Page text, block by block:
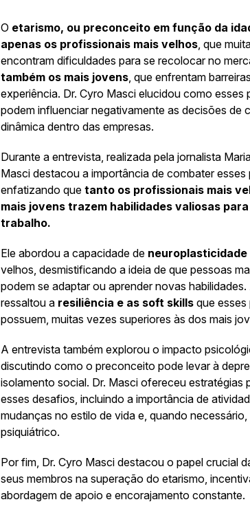
O etarismo, ou preconceito em função da
apenas os profissionais mais velhos, que
encontram dificuldades para se recolocar no
também os mais jovens, que enfrentam
experiência. Dr. Cyro Masci elucidou como esses
podem influenciar negativamente as decisões de
dinâmica dentro das empresas.
Durante a entrevista, realizada pela jornalista
Masci destacou a importância de combater
enfatizando que tanto os profissionais mais
mais jovens trazem habilidades valiosas
trabalho.
Ele abordou a capacidade de neuroplasticidade
velhos, desmistificando a ideia de que pessoas
podem se adaptar ou aprender novas habilidades.
ressaltou a resiliência e as soft skills que
possuem, muitas vezes superiores às dos mais
A entrevista também explorou o impacto
discutindo como o preconceito pode levar à
isolamento social. Dr. Masci ofereceu estratégias
esses desafios, incluindo a importância de
mudanças no estilo de vida e, quando
psiquiátrico.
Por fim, Dr. Cyro Masci destacou o papel crucial
seus membros na superação do etarismo,
abordagem de apoio e encorajamento constante.